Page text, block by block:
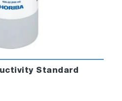
Standard